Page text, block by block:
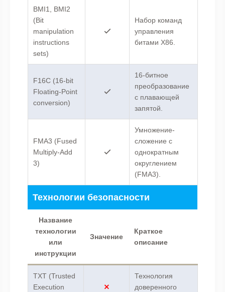
BMI1, BMI2
(Bit
manipulation
instructions
sets)
Набор команд
управления
битами X86.
F16C (16-bit
Floating-Point
conversion)
16-битное
преобразование
с плавающей
запятой.
FMA3 (Fused
Multiply-Add
3)
Умножение-
сложение с
однократным
округлением
(FMA3).
Технологии безопасности
Название
технологии
или
инструкции
Значение
Краткое
описание
TXT (Trusted
Execution
Технология
доверенного